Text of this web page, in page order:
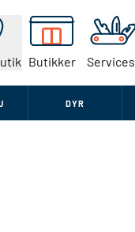
Butikker Services
DYR